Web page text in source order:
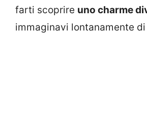
farti scoprire uno charme
immaginavi lontanamente